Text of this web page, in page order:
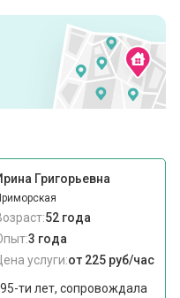
Григорьевна
52 года
3 года
Цена услуги:от 225 руб/час
ти лет, сопровождала